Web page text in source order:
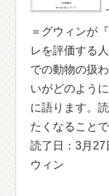
＝グウィンが
レを評価する
での動物の扱
いがどのよう
に語ります。
たくなることで
読了日：3月27
ウィン